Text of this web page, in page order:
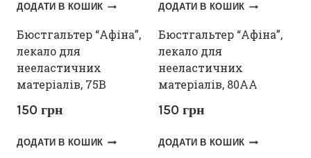
ДОДАТИ В КОШИК ДОДАТИ В КОШИК
Бюстгальтер “Афіна”,
лекало для
нееластичних
матеріалів, 75В
150 грн
ДОДАТИ В КОШИК
Бюстгальтер “Афіна”,
лекало для
нееластичних
матеріалів, 80АА
150 грн
ДОДАТИ В КОШИК